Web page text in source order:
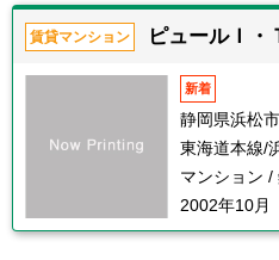
賃貸マンション ピュールＩ・
新着
静岡県浜松
東海道本線/
マンション /
2002年10月